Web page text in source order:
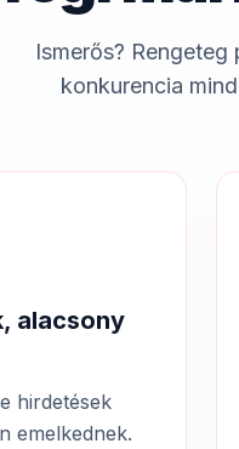
Ismerős?
konkurencia
alacsony
hirdetések
emelkednek.